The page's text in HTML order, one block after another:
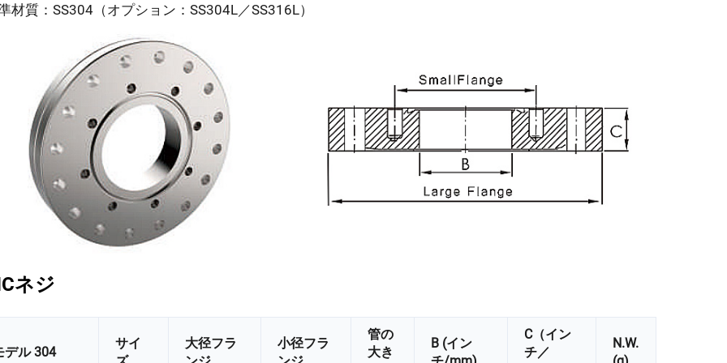
材質：SS304（オプション：SS304L／SS316L）
ネジ
デル 304
サイ
大径フラ
小径フラ
管の
大き
B (イン
C（イン
チ／
N.W.